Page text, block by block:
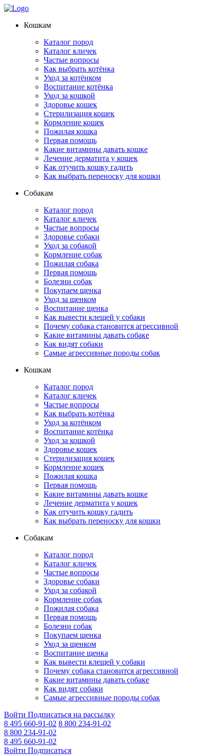
Кошкам
Каталог пород
Каталог кличек
Частые вопросы
Как выбрать котёнка
Уход за котёнком
Воспитание котёнка
Уход за кошкой
Здоровье кошек
Стерилизация кошек
Кормление кошек
Пожилая кошка
Первая помощь
Какие витамины давать кошке
Лечение дерматита у кошек
Как отучить кошку гадить
Как выбрать переноску для кошки
Собакам
Каталог пород
Каталог кличек
Частые вопросы
Здоровье собаки
Уход за собакой
Кормление собак
Пожилая собака
Первая помощь
Болезни собак
Покупаем щенка
Уход за щенком
Воспитание щенка
Как вывести клещей у собаки
Почему собака становится агрессивной
Какие витамины давать собаке
Как видят собаки
Самые агрессивные породы собак
Кошкам
Каталог пород
Каталог кличек
Частые вопросы
Как выбрать котёнка
Уход за котёнком
Воспитание котёнка
Уход за кошкой
Здоровье кошек
Стерилизация кошек
Кормление кошек
Пожилая кошка
Первая помощь
Какие витамины давать кошке
Лечение дерматита у кошек
Как отучить кошку гадить
Как выбрать переноску для кошки
Собакам
Каталог пород
Каталог кличек
Частые вопросы
Здоровье собаки
Уход за собакой
Кормление собак
Пожилая собака
Первая помощь
Болезни собак
Покупаем щенка
Уход за щенком
Воспитание щенка
Как вывести клещей у собаки
Почему собака становится агрессивной
Какие витамины давать собаке
Как видят собаки
Самые агрессивные породы собак
Войти Подписаться на рассылку
8 495 660-91-02 8 800 234-91-02
8 800 234-91-02
8 495 660-91-02
Войти Подписаться